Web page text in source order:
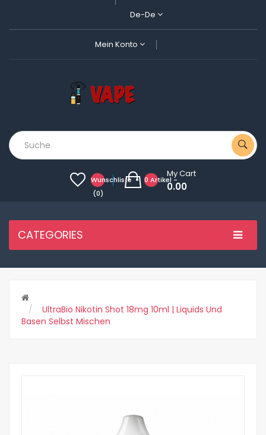
De-De
Mein Konto
Wunschliste
(0)
0 Artikel -
My Cart
0.00
CATEGORIES
UltraBio Nikotin Shot 18mg 10ml | Liquids Und
Basen Selbst Mischen